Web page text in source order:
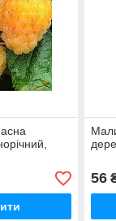
56